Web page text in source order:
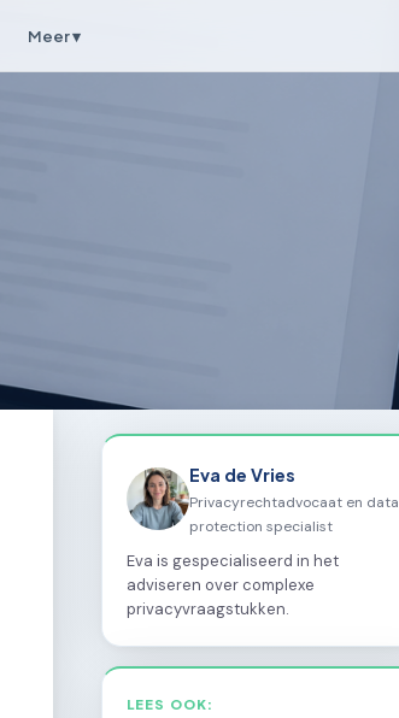
Meer ▾
Eva de Vries
Privacyrechtadvocaat en data
protection specialist
Eva is gespecialiseerd in het
adviseren over complexe
privacyvraagstukken.
LEES OOK: